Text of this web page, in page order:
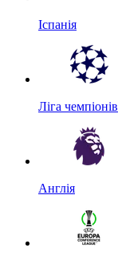
Іспанія
Ліга чемпіонів
Англія